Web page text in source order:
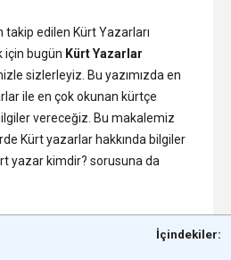
takip edilen Kürt Yazarları
için bugün Kürt Yazarlar
sizlerleyiz. Bu yazımızda en
ile en çok okunan kürtçe
vereceğiz. Bu makalemiz
Kürt yazarlar hakkında bilgiler
yazar kimdir? sorusuna da
İçindekiler: